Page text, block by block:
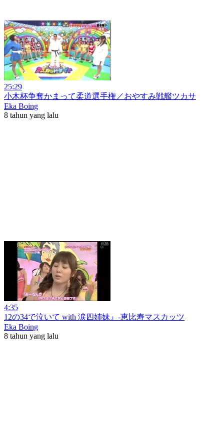
25:29
小木杯争奪かまって柔道選手権／おやすみ戦艦ツカサ
Eka Boing
8 tahun yang lalu
4:35
12の34で泣いて with 涙四姉妹』-恵比寿マスカッツ
Eka Boing
8 tahun yang lalu